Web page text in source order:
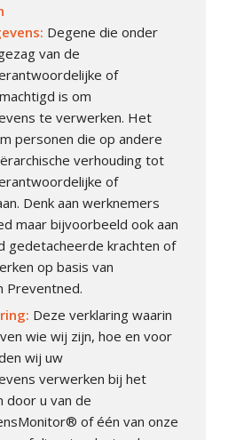
Degene die onder
van de
of
is om
te verwerken. Het
personen die op andere
verhouding tot
of
Denk aan werknemers
maar bijvoorbeeld ook aan
gedetacheerde krachten of
op basis van
Preventned.
: Deze verklaring waarin
wie wij zijn, hoe en voor
wij uw
verwerken bij het
door u van de
of één van onze